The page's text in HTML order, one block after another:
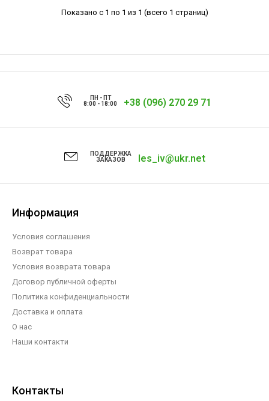
Показано с 1 по 1 из 1 (всего 1 страниц)
ПН - ПТ
8:00 - 18:00
+38 (096) 270 29 71
ПОДДЕРЖКА
ЗАКАЗОВ
les_iv@ukr.net
Информация
Условия соглашения
Возврат товара
Условия возврата товара
Договор публичной оферты
Политика конфиденциальности
Доставка и оплата
О нас
Наши контакти
Контакты